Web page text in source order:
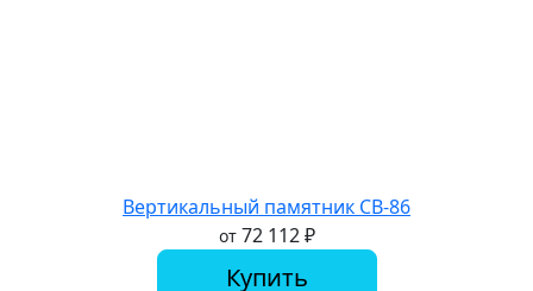
Вертикальный памятник СВ-86
от 72 112₽
Купить